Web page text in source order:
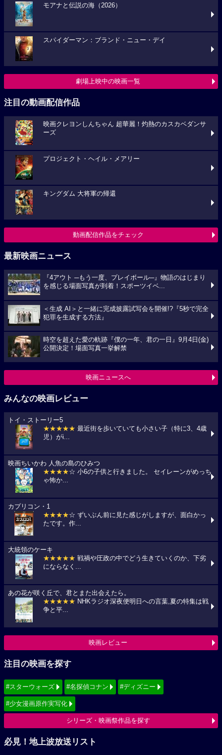
モアナと伝説の海（2026）
スパイダーマン：ブランド・ニュー・デイ
劇場上映中の映画一覧
注目の動画配信作品
映画クレヨンしんちゃん 超華麗！灼熱のカスカベダンサ
ーズ
プロジェクト・ヘイル・メアリー
キングダム 大将軍の帰還
動画配信作品をチェック
最新映画ニュース
『4アウト ─もう一度、プレイボール─』物語のはじまり
を感じる場面写真が到着！スポーツイベ...
＜生成 AI＞と一緒に完成披露試写会を開催!?『5秒で完全
犯罪を生成する方法』
時空を超えた愛の軌跡『僕の一年、君の一日』9月4日(金)
公開決定！場面写真一挙解禁
映画ニュースへ
みんなの映画レビュー
トイ・ストーリー5
★★★★★ 最近街を歩いていても小さい子（特に3、4歳
児）がi...
映画ちいかわ 人魚の島のひみつ
★★★★☆ 小6の子供と行きました。 セイレーンがめっち
ゃ怖か...
カプリコン・1
★★★★☆ ずいぶん前に見た感じがしますが、面白かっ
たです。作...
大統領のケーキ
★★★★★ 戦禍や圧政の中でどう生きていくのか、下劣
にならなく...
あの花が咲く丘で、君とまた出会えたら。
★★★★★ NHKラジオ深夜便明日への言葉,夏の特集は戦
争と平...
映画レビュー
注目の映画を探す
#スターウォーズ #名探偵コナン #ディズニー
#少女漫画原作実写化
シリーズ・映画祭作品を探す
必見！地上波放送リスト